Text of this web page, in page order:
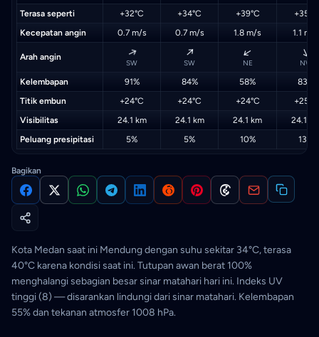
Terasa seperti +32°C +34°C +39°C
+35°C
Kecepatan angin
0.7 m/s 0.7 m/s 1.8 m/s 1.1 m/s
Arah angin ↑
SW
↑
SW
↑
NE
↑
NW
Kelembapan 91% 84% 58%
83%
Titik embun
+24°C +24°C +24°C
+25°C
Visibilitas
24.1 km 24.1 km 24.1 km
24.1
Peluang presipitasi
5% 5% 10% 13%
Bagikan
Kota Medan saat ini Mendung dengan suhu sekitar 34°C, terasa
40°C karena kondisi saat ini. Tutupan awan berat 100%
menghalangi sebagian besar sinar matahari hari ini. Indeks UV
tinggi (8) — disarankan lindungi dari sinar matahari. Kelembapan
55% dan tekanan atmosfer 1008 hPa.